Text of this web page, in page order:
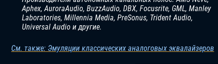
Aphex, AuroraAudio, BuzzAudio, DBX, Focusrite, GML, Manley
Laboratories, Millennia Media, PreSonus, Trident Audio,
Universal Audio и другие.
См. также: Эмуляции классических аналоговых эквалайзеров